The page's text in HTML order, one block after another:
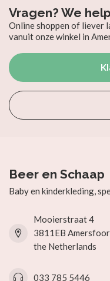
Vragen? We
Online shoppen of liever
vanuit onze winkel in
Beer en Schaap
Baby en kinderkleding,
Mooierstraat 4
3811EB
the Netherlands
033 785 5446